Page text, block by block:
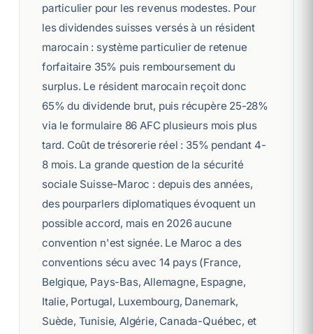
particulier pour les revenus modestes. Pour
les dividendes suisses versés à un résident
marocain : système particulier de retenue
forfaitaire 35% puis remboursement du
surplus. Le résident marocain reçoit donc
65% du dividende brut, puis récupère 25-28%
via le formulaire 86 AFC plusieurs mois plus
tard. Coût de trésorerie réel : 35% pendant 4-
8 mois. La grande question de la sécurité
sociale Suisse-Maroc : depuis des années,
des pourparlers diplomatiques évoquent un
possible accord, mais en 2026 aucune
convention n'est signée. Le Maroc a des
conventions sécu avec 14 pays (France,
Belgique, Pays-Bas, Allemagne, Espagne,
Italie, Portugal, Luxembourg, Danemark,
Suède, Tunisie, Algérie, Canada-Québec, et